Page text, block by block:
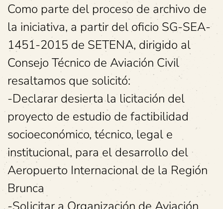
Como parte del proceso de archivo de
la iniciativa, a partir del oficio SG-SEA-
1451-2015 de SETENA, dirigido al
Consejo Técnico de Aviación Civil
resaltamos que solicitó:
-Declarar desierta la licitación del
proyecto de estudio de factibilidad
socioeconómico, técnico, legal e
institucional, para el desarrollo del
Aeropuerto Internacional de la Región
Brunca